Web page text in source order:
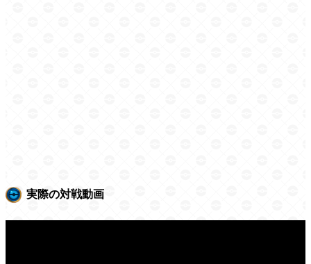
実際の対戦動画